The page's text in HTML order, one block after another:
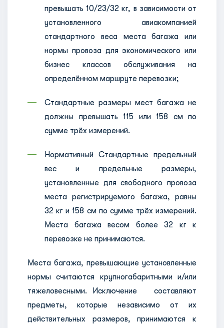
превышать 10/23/32 кг, в зависимости от
установленного авиакомпанией
стандартного веса места багажа или
нормы провоза для экономического или
бизнес классов обслуживания на
определённом маршруте перевозки;
Стандартные размеры мест багажа не
должны превышать 115 или 158 см по
сумме трёх измерений.
Нормативный Стандартные предельный
вес и предельные размеры,
установленные для свободного провоза
места регистрируемого багажа, равны
32 кг и 158 см по сумме трёх измерений.
Места багажа весом более 32 кг к
перевозке не принимаются.
Места багажа, превышающие установленные
нормы считаются крупногабаритными и/или
тяжеловесными. Исключение составляют
предметы, которые независимо от их
действительных размеров, принимаются к